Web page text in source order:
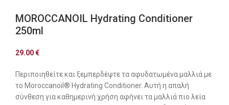
MOROCCANOIL Hydrating Conditioner
250ml
29.00€
Περιποιηθείτε και ξεμπερδέψτε τα αφυδατωμένα μαλλιά με
το Moroccanoil® Hydrating Conditioner. Αυτή η απαλή
σύνθεση για καθημερινή χρήση αφήνει τα μαλλιά πιο λεία